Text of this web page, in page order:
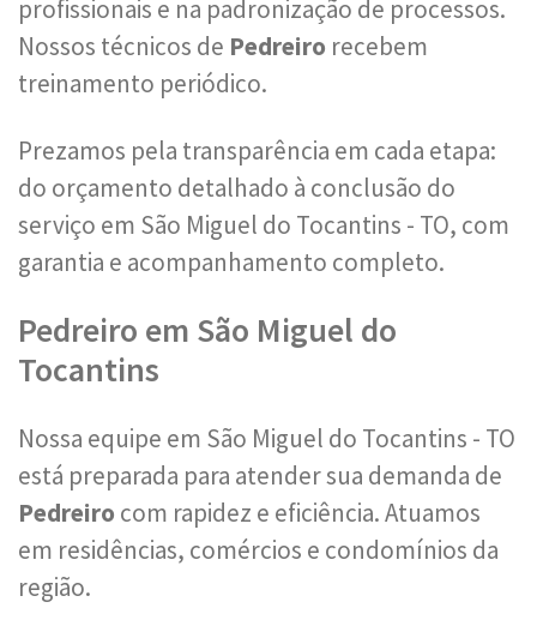
profissionais e na padronização de processos.
Nossos técnicos de Pedreiro recebem
treinamento periódico.
Prezamos pela transparência em cada etapa:
do orçamento detalhado à conclusão do
serviço em São Miguel do Tocantins - TO, com
garantia e acompanhamento completo.
Pedreiro em São Miguel do
Tocantins
Nossa equipe em São Miguel do Tocantins - TO
está preparada para atender sua demanda de
Pedreiro com rapidez e eficiência. Atuamos
em residências, comércios e condomínios da
região.